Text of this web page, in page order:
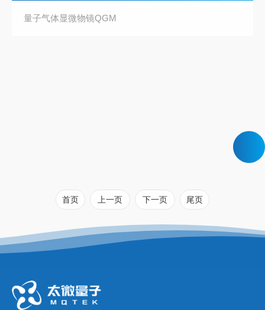
量子气体显微物镜QGM
首页 上一页 下一页 尾页